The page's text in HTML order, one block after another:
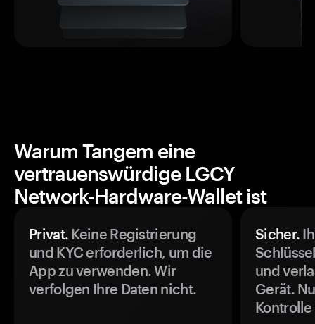
Warum Tangem eine
vertrauenswürdige LGCY
Network-Hardware-Wallet ist
Privat. Keine Registrierung
und KYC erforderlich, um die
App zu verwenden. Wir
verfolgen Ihre Daten nicht.
Sicher.
und
Gerät.